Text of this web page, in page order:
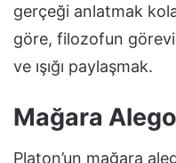
gerçeği anlatmak
göre, filozofun
ve ışığı paylaşmak.
Mağara
Platon’un mağara